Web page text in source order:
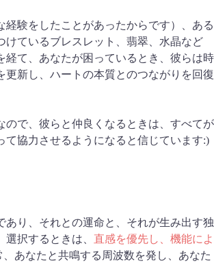
験をしたことがあったからです）、ある
ているブレスレット、翡翠、水晶など
て、あなたが困っているとき、彼らは時
新し、ハートの本質とのつながりを回復
で、彼らと仲良くなるときは、すべてが
協力させるようになると信じています:)
り、それとの運命と、それが生み出す独
択するときは、 直感を優先し、機能によ
あなたと共鳴する周波数を発し、あなた